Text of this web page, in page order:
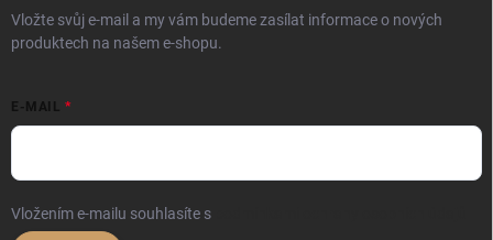
Vložte svůj e-mail a my vám budeme zasílat informace o nových
produktech na našem e-shopu.
E-MAIL
Vložením e-mailu souhlasíte s